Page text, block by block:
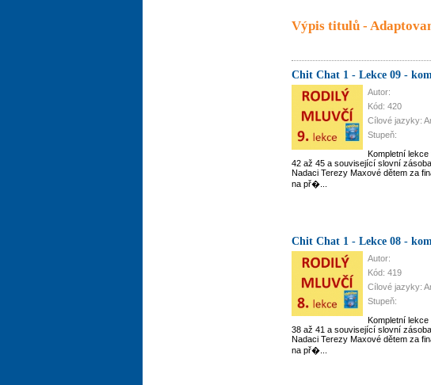
Výpis titulů -
Chit Chat 1 - Lekce 09 -
Autor:
Kód: 420
Cílové jazyky:
Stupeň:
Kompletní
42 až 45 a související slovní
Nadaci Terezy Maxové dětem za
na př�...
Chit Chat 1 - Lekce 08 -
Autor:
Kód: 419
Cílové jazyky:
Stupeň:
Kompletní
38 až 41 a související slovní
Nadaci Terezy Maxové dětem za
na př�...